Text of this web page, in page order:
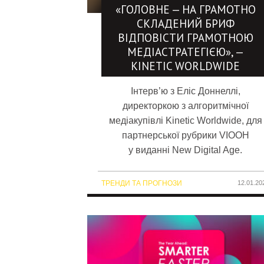
«ГОЛОВНЕ — НА ГРАМОТНО
СКЛАДЕНИЙ БРИФ
ВІДПОВІСТИ ГРАМОТНОЮ
МЕДІАСТРАТЕГІЄЮ», —
KINETIC WORLDWIDE
Інтерв’ю з Еліс Доннеллі,
директоркою з алгоритмічної
медіакупівлі Kinetic Worldwide, для
партнерської рубрики VIOOH
у виданні New Digital Age.
ТРЕНДИ ТА ПРОГНОЗИ